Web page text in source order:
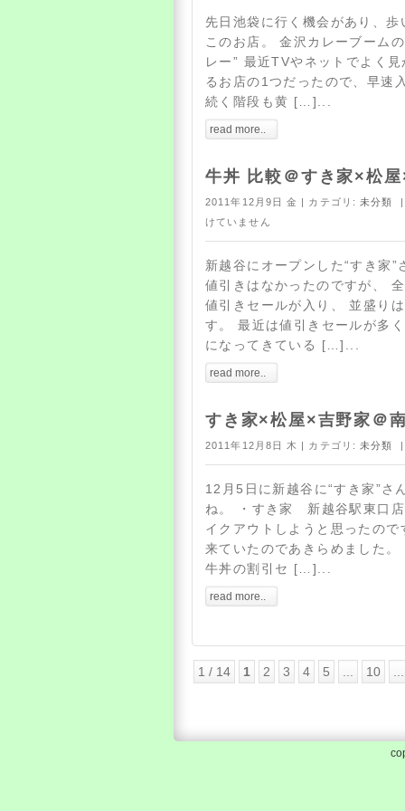
先日池袋に行く機会があり、
このお店。 金沢カレーブーム
レー” 最近TVやネットでよく
るお店の1つだったので、早速
続く階段も黄 […]...
read more..
牛丼 比較＠すき家×松
2011年12月9日 金 | カテゴリ:未分類
|
けていません
新越谷にオープンした“すき家
値引きはなかったのですが、
値引きセールが入り、 並盛り
す。 最近は値引きセールが多
になってきている […]...
read more..
すき家×松屋×吉野家＠
2011年12月8日 木 | カテゴリ:未分類 |
12月5日に新越谷に“すき家”さ
ね。 ・すき家 新越谷駅東口
イクアウトしようと思ったの
来ていたのであきらめました。
牛丼の割引セ […]...
read more..
1 / 14 1 2 3 4 5 10